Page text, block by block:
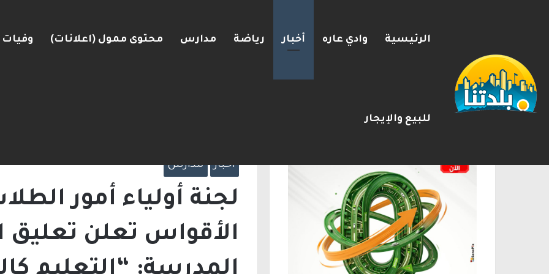
الرئيسية وادي عاره أخبار رياضة مدارس محتوى ممول (اعلانات) وفيات
للبيع والإيجار
بزشكيان يلوّح بالاستقالة للضغط نحو اتفاق مع واشنطن
أخبار مدارس
لجنة أولياء أمور
الأقواس تعلن تعليق
الإعلانات